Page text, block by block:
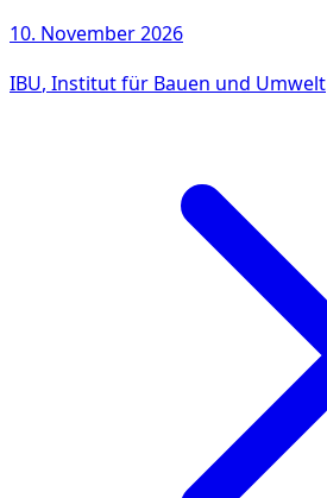
10. November 2026
IBU, Institut für Bauen und Umwelt